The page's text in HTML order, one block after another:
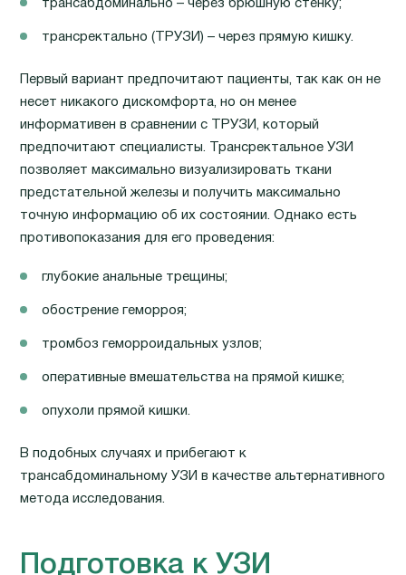
трансабдоминально – через брюшную стенку;
трансректально (ТРУЗИ) – через прямую кишку.
Первый вариант предпочитают пациенты, так как он не
несет никакого дискомфорта, но он менее
информативен в сравнении с ТРУЗИ, который
предпочитают специалисты. Трансректальное УЗИ
позволяет максимально визуализировать ткани
предстательной железы и получить максимально
точную информацию об их состоянии. Однако есть
противопоказания для его проведения:
глубокие анальные трещины;
обострение геморроя;
тромбоз геморроидальных узлов;
оперативные вмешательства на прямой кишке;
опухоли прямой кишки.
В подобных случаях и прибегают к
трансабдоминальному УЗИ в качестве альтернативного
метода исследования.
Подготовка к УЗИ